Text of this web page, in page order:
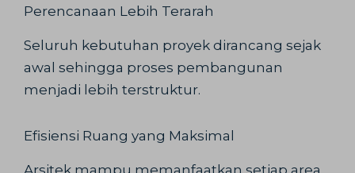
Perencanaan Lebih Terarah
Seluruh kebutuhan proyek dirancang sejak
awal sehingga proses pembangunan
menjadi lebih terstruktur.
Efisiensi Ruang yang Maksimal
Arsitek mampu memanfaatkan setiap area